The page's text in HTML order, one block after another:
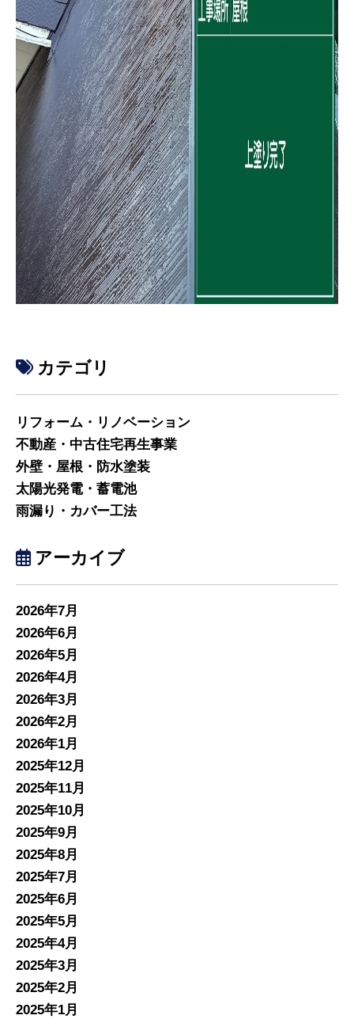
カテゴリ
リフォーム・リノベーション
不動産・中古住宅再生事業
外壁・屋根・防水塗装
太陽光発電・蓄電池
雨漏り・カバー工法
アーカイブ
2026年7月
2026年6月
2026年5月
2026年4月
2026年3月
2026年2月
2026年1月
2025年12月
2025年11月
2025年10月
2025年9月
2025年8月
2025年7月
2025年6月
2025年5月
2025年4月
2025年3月
2025年2月
2025年1月